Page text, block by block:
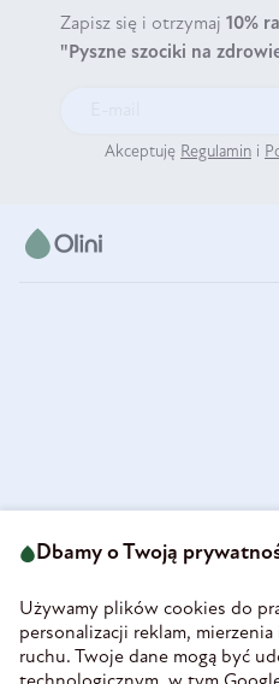
Zapisz się i otrzymaj 10%
"Pyszne szociki na
Akceptuję Regulamin i
58-160 Świebodzice
REGON 890213034
INFORMACJE
Dbamy o Twoją
Używamy plików cookies do
personalizacji reklam,
ruchu. Twoje dane mogą być